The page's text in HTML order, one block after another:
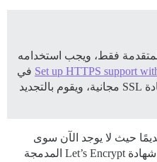
فقط، ويجب استخدامه
Set up HTTPS support في
إعدادك. يوفر Let’s Encrypt شهادة SSL مجانية، ويقوم بالتجديد
حيث لا يوجد الآن سوى
القليل من الأسباب لعدم استخدام شهادة Let’s Encrypt المدمجة